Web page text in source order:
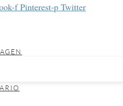
f Pinterest-p Twitter